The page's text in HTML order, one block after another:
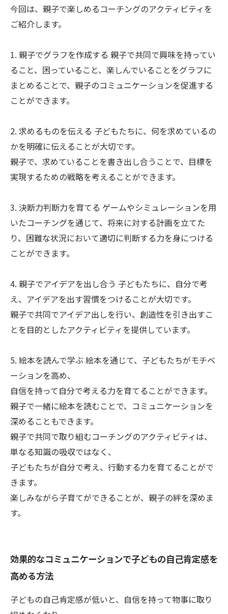
今回は、親子で楽しめるコーチングのアクティビティを
ご紹介します。
1. 親子でグラフを作成する 親子で共同で興味を持ってい
ること、困っていること、楽しんでいることをグラフに
まとめることで、親子のコミュニケーションを促進する
ことができます。
2. 求めるものを伝える 子どもたちに、何を求めているの
かを明確に伝えることが大切です。
親子で、求めていることを書き出し合うことで、目標を
実現するための戦略を考えることができます。
3. 決断力判断力を育てる ゲームやシミュレーションを用
いたコーチングを通じて、将来に対する計画を立てた
り、困難な状況において適切に判断する力を身につける
ことができます。
4. 親子でアイデアを出し合う 子どもたちに、自分で考
え、アイデアを出す習慣をつけることが大切です。
親子で共同でアイデア出しを行い、創造性を引き出すこ
とを目的としたアクティビティを提供しています。
5. 絵本を読んで学ぶ 絵本を通じて、子どもたちがモチベ
ーションを高め、
自信を持って自分で考える力を育てることができます。
親子で一緒に絵本を読むことで、コミュニケーションを
深めることもできます。
親子で共同で取り組むコーチングのアクティビティは、
単なる知識の吸収ではなく、
子どもたちが自分で考え、行動する力を育てることがで
きます。
楽しみながら子育てができることが、親子の絆を深めま
す。
効果的なコミュニケーションで子どもの自己肯定感を
高める方法
子どもの自己肯定感が低いと、自信を持って物事に取り